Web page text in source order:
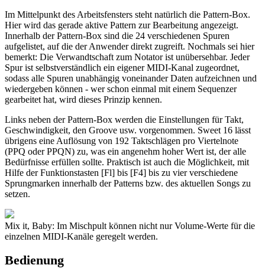
Im Mittelpunkt des Arbeitsfensters steht natürlich die Pattern-Box.
Hier wird das gerade aktive Pattern zur Bearbeitung angezeigt.
Innerhalb der Pattern-Box sind die 24 verschiedenen Spuren
aufgelistet, auf die der Anwender direkt zugreift. Nochmals sei hier
bemerkt: Die Verwandtschaft zum Notator ist unübersehbar. Jeder
Spur ist selbstverständlich ein eigener MIDI-Kanal zugeordnet,
sodass alle Spuren unabhängig voneinander Daten aufzeichnen und
wiedergeben können - wer schon einmal mit einem Sequenzer
gearbeitet hat, wird dieses Prinzip kennen.
Links neben der Pattern-Box werden die Einstellungen für Takt,
Geschwindigkeit, den Groove usw. vorgenommen. Sweet 16 lässt
übrigens eine Auflösung von 192 Taktschlägen pro Viertelnote
(PPQ oder PPQN) zu, was ein angenehm hoher Wert ist, der alle
Bedürfnisse erfüllen sollte. Praktisch ist auch die Möglichkeit, mit
Hilfe der Funktionstasten [Fl] bis [F4] bis zu vier verschiedene
Sprungmarken innerhalb der Patterns bzw. des aktuellen Songs zu
setzen.
Mix it, Baby: Im Mischpult können nicht nur Volume-Werte für die
einzelnen MIDI-Kanäle geregelt werden.
Bedienung